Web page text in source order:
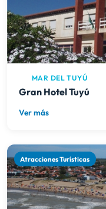
MAR DEL TUYÚ
Gran Hotel Tuyú
Ver más
Atracciones Turísticas